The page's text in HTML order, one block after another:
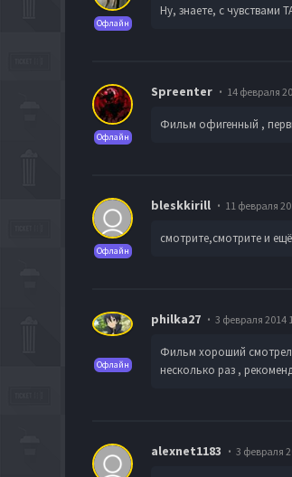
Офлайн
Ну, знаете, с чувствами
Офлайн
Spreenter 14 февраля
Фильм офигенный ,
Офлайн
bleskkirill 11 февраля
смотрите,смотрите и
Офлайн
philka27 3 февраля 2014
Фильм хороший смотрел
несколько раз ,
alexnet1183 3 февраля